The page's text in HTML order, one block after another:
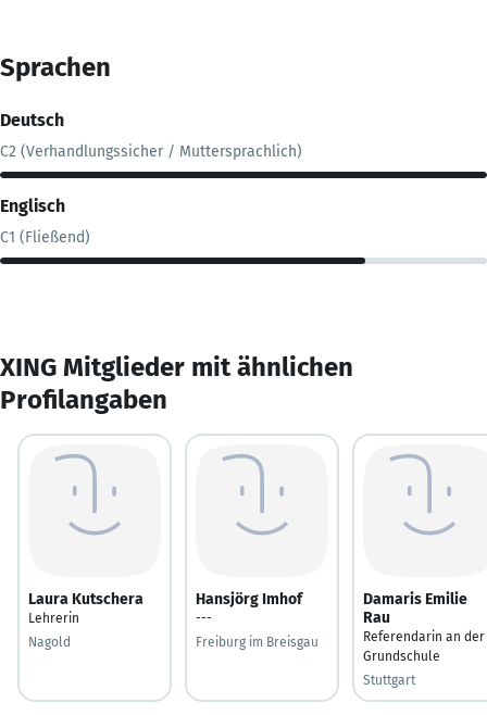
Sprachen
Deutsch
C2 (Verhandlungssicher / Muttersprachlich)
Englisch
C1 (Fließend)
XING Mitglieder mit ähnlichen
Profilangaben
Laura Kutschera
Lehrerin
Nagold
Hansjörg Imhof
---
Freiburg im Breisgau
Damaris Emilie
Rau
Referendarin an der
Grundschule
Stuttgart